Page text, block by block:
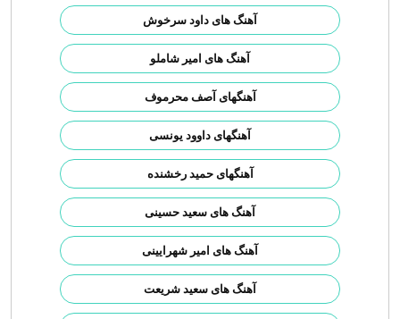
آهنگ های داود سرخوش
آهنگ های امیر شاملو
آهنگهای آصف محرموف
آهنگهای داوود یونسی
آهنگهای حمید رخشنده
آهنگ های سعید حسینی
آهنگ های امیر شهرایینی
آهنگ های سعید شریعت